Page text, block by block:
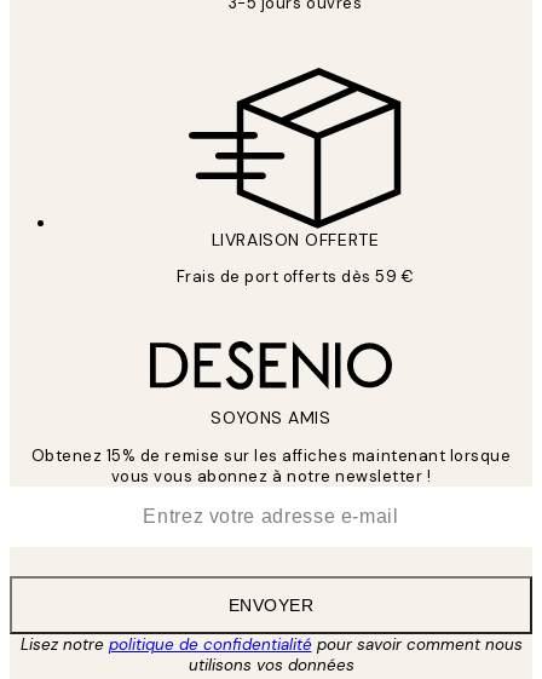
LIVRAISON OFFERTE
Frais de port offerts dès 59 €
SOYONS AMIS
Obtenez 15% de remise sur les affiches maintenant lorsque
vous vous abonnez à notre newsletter !
ENVOYER
Lisez notre politique de confidentialitépour savoir comment nous
utilisons vos données